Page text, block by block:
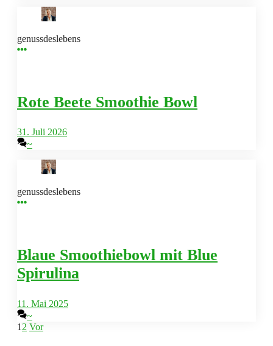
genussdeslebens
Rote Beete Smoothie Bowl
31. Juli 2026
~
genussdeslebens
Blaue Smoothiebowl mit Blue
Spirulina
11. Mai 2025
~
1 2 Vor